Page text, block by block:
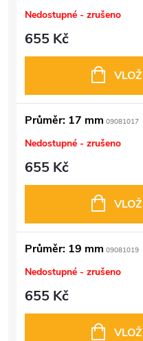
Nedostupné - zrušeno
655 Kč
Průměr: 17 mm 09081017
Nedostupné - zrušeno
655 Kč
Průměr: 19 mm 09081019
Nedostupné - zrušeno
655 Kč